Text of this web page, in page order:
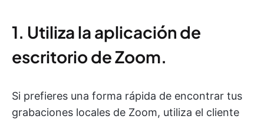
1. Utiliza la aplicación de
escritorio de Zoom.
Si prefieres una forma rápida de encontrar tus
grabaciones locales de Zoom, utiliza el cliente